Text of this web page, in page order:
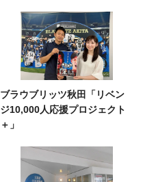
ブラウブリッツ秋田「リベン
ジ10,000人応援プロジェクト
＋」